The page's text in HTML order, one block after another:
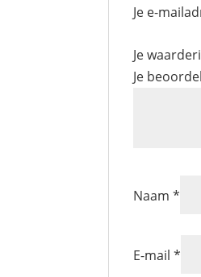
Je e-
Je
Je
Naam*
E-mail*